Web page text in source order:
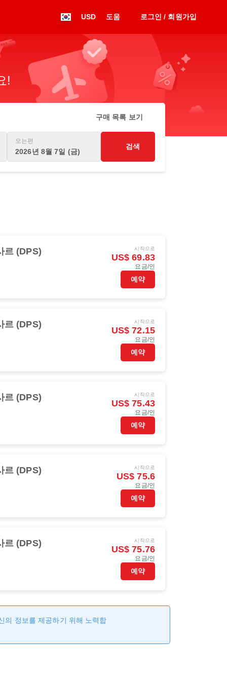
USD 도움 로그인 / 회원가입
!
구매 목록 보기
오는편
2026년 8월 7일 (금)
검색
르 (DPS) 시작으로
US$ 69.83
요금/인
예약
르 (DPS) 시작으로
US$ 72.15
요금/인
예약
르 (DPS) 시작으로
US$ 75.43
요금/인
예약
르 (DPS) 시작으로
US$ 75.6
요금/인
예약
르 (DPS) 시작으로
US$ 75.76
요금/인
예약
의 정보를 제공하기 위해 노력합